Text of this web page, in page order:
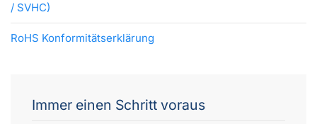
/ SVHC)
RoHS Konformitätserklärung
Immer einen Schritt voraus